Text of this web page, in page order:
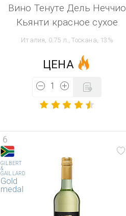
Вино Тенуте Дель Неччио
Кьянти красное сухое
Италия, 0.75 л., Тоскана, 13%
ЦЕНА
GILBERT
&
GAILLARD
Gold
medal
6